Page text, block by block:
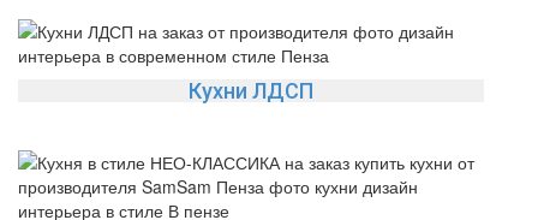
Кухни ЛДСП